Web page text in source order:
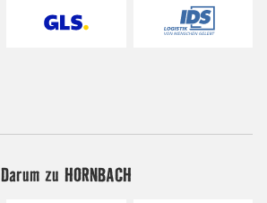
Darum zu HORNBACH